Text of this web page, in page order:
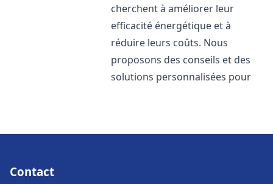
cherchent à améliorer leur
efficacité énergétique et à
réduire leurs coûts. Nous
proposons des conseils et des
solutions personnalisées pour
Contact